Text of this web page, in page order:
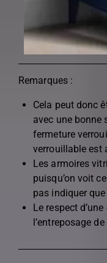
Remarques :
Cela peut donc
avec une bonne
fermeture
verrouillable est
Les armoires
puisqu’on voit
pas indiquer
Le respect
l’entreposage